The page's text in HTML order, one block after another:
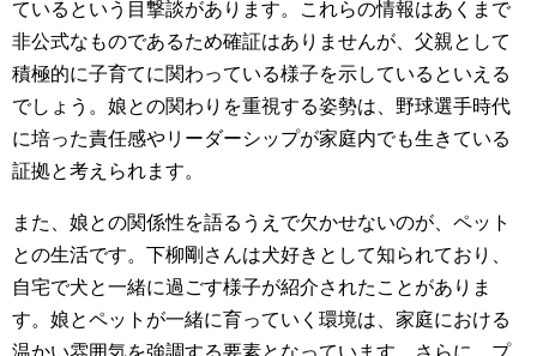
ているという目撃談があります。これらの情報はあくまで
非公式なものであるため確証はありませんが、父親として
積極的に子育てに関わっている様子を示しているといえる
でしょう。娘との関わりを重視する姿勢は、野球選手時代
に培った責任感やリーダーシップが家庭内でも生きている
証拠と考えられます。
また、娘との関係性を語るうえで欠かせないのが、ペット
との生活です。下柳剛さんは犬好きとして知られており、
自宅で犬と一緒に過ごす様子が紹介されたことがありま
す。娘とペットが一緒に育っていく環境は、家庭における
温かい雰囲気を強調する要素となっています。さらに、プ